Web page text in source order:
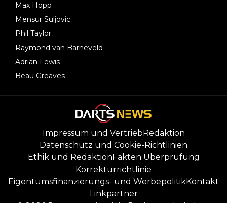
Max Hopp
Mensur Suljovic
Phil Taylor
Raymond van Barneveld
Adrian Lewis
Beau Greaves
Impressum und VertriebRedaktion
Datenschutz und Cookie-Richtlinien
Ethik und RedaktionFakten Überprüfung
Korrekturrichtlinie
Eigentumsfinanzierungs- und WerbepolitikKontakt
Linkpartner